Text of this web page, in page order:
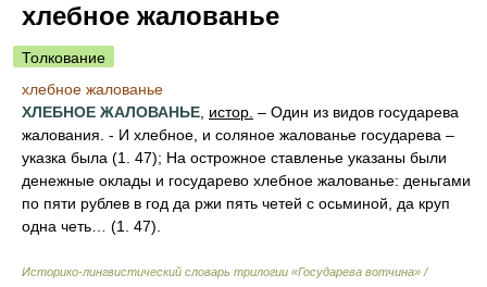
хлебное жалованье
Толкование
хлебное жалованье
ХЛЕБНОЕ ЖАЛОВАНЬЕ истор. – Один из видов государева
жалования. - И хлебное, и соляное жалованье государева –
указка была (1. 47); На острожное ставленье указаны были
денежные оклады и государево хлебное жалованье: деньгами
по пяти рублев в год да ржи пять четей с осьминой, да круп
одна четь… (1. 47).
Историко-лингвистический словарь трилогии «Государева вотчина» /